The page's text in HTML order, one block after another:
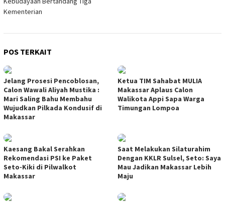
Kementerian
POS TERKAIT
Jelang Prosesi Pencoblosan,
Calon Wawali Aliyah Mustika :
Mari Saling Bahu Membahu
Wujudkan Pilkada Kondusif di
Makassar
Ketua TIM Sahabat MULIA
Makassar Aplaus Calon
Walikota Appi Sapa Warga
Timungan Lompoa
Kaesang Bakal Serahkan
Rekomendasi PSI ke Paket
Seto-Kiki di Pilwalkot
Makassar
Saat Melakukan Silaturahim
Dengan KKLR Sulsel, Seto: Saya
Mau Jadikan Makassar Lebih
Maju